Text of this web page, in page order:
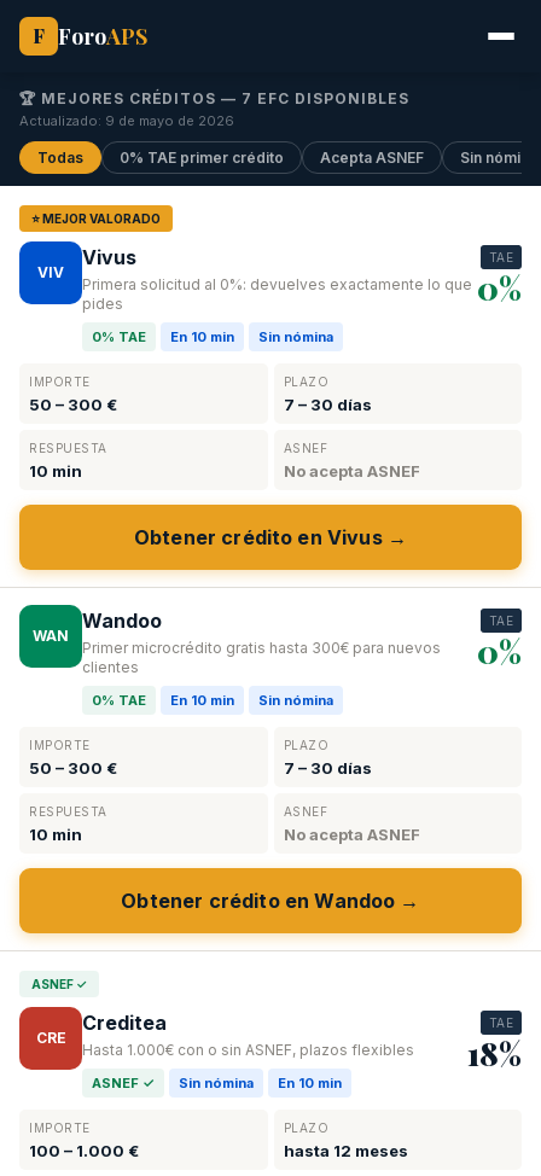
F ForoAPS
🏆 MEJORES CRÉDITOS — 7 EFC DISPONIBLES
Actualizado: 9 de mayo de 2026
Todas 0% TAE primer crédito Acepta ASNEF Sin nómina
⭐ MEJOR VALORADO
VIV
Vivus
Primera solicitud al 0%: devuelves exactamente lo que
pides
0% TAE En 10 min Sin nómina
TAE
0%
IMPORTE
50 – 300 €
PLAZO
7 – 30 días
RESPUESTA
10 min
ASNEF
No acepta ASNEF
Obtener crédito en Vivus →
WAN
Wandoo
Primer microcrédito gratis hasta 300€ para nuevos
clientes
0% TAE En 10 min Sin nómina
TAE
0%
IMPORTE
50 – 300 €
PLAZO
7 – 30 días
RESPUESTA
10 min
ASNEF
No acepta ASNEF
Obtener crédito en Wandoo →
ASNEF ✓
CRE
Creditea
Hasta 1.000€ con o sin ASNEF, plazos flexibles
ASNEF ✓ Sin nómina En 10 min
TAE
18%
IMPORTE
100 – 1.000 €
PLAZO
hasta 12 meses